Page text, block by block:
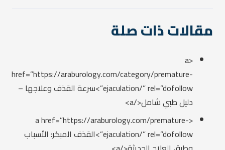
مقالات ذات صلة
<a
href=”https://araburology.com/category/premature-
ejaculation/” rel=”dofollow”>سرعة القذف وعلاجها –
دليل طبي شامل</a>
<a href=”https://araburology.com/premature-
ejaculation/” rel=”dofollow”>القذف المبكر: الأسباب